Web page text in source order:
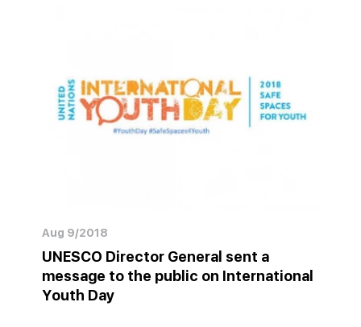
Aug 9/2018
UNESCO Director General sent a
message to the public on International
Youth Day